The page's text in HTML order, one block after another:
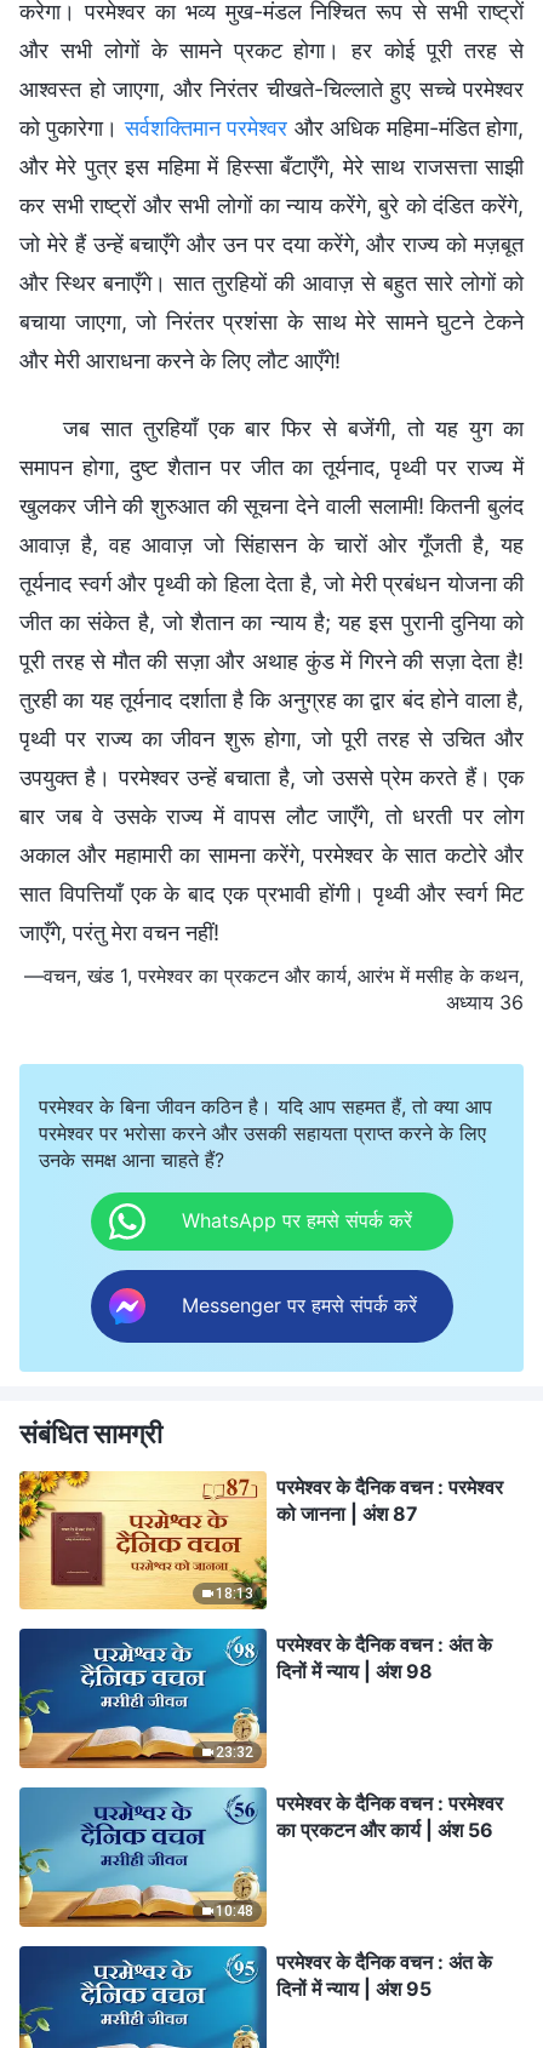
करेगा। परमेश्वर का भव्य मुख-मंडल निश्चित रूप से सभी राष्ट्रों
और सभी लोगों के सामने प्रकट होगा। हर कोई पूरी तरह से
आश्वस्त हो जाएगा, और निरंतर चीखते-चिल्लाते हुए सच्चे परमेश्वर
को पुकारेगा।सर्वशक्तिमान परमेश्वर और अधिक महिमा-मंडित होगा,
और मेरे पुत्र इस महिमा में हिस्सा बँटाएँगे, मेरे साथ राजसत्ता साझी
कर सभी राष्ट्रों और सभी लोगों का न्याय करेंगे, बुरे को दंडित करेंगे,
जो मेरे हैं उन्हें बचाएँगे और उन पर दया करेंगे, और राज्य को मज़बूत
और स्थिर बनाएँगे। सात तुरहियों की आवाज़ से बहुत सारे लोगों को
बचाया जाएगा, जो निरंतर प्रशंसा के साथ मेरे सामने घुटने टेकने
और मेरी आराधना करने के लिए लौट आएँगे!
जब सात तुरहियाँ एक बार फिर से बजेंगी, तो यह युग का
समापन होगा, दुष्ट शैतान पर जीत का तूर्यनाद, पृथ्वी पर राज्य में
खुलकर जीने की शुरुआत की सूचना देने वाली सलामी! कितनी बुलंद
आवाज़ है, वह आवाज़ जो सिंहासन के चारों ओर गूँजती है, यह
तूर्यनाद स्वर्ग और पृथ्वी को हिला देता है, जो मेरी प्रबंधन योजना की
जीत का संकेत है, जो शैतान का न्याय है; यह इस पुरानी दुनिया को
पूरी तरह से मौत की सज़ा और अथाह कुंड में गिरने की सज़ा देता है!
तुरही का यह तूर्यनाद दर्शाता है कि अनुग्रह का द्वार बंद होने वाला है,
पृथ्वी पर राज्य का जीवन शुरू होगा, जो पूरी तरह से उचित और
उपयुक्त है। परमेश्वर उन्हें बचाता है, जो उससे प्रेम करते हैं। एक
बार जब वे उसके राज्य में वापस लौट जाएँगे, तो धरती पर लोग
अकाल और महामारी का सामना करेंगे, परमेश्वर के सात कटोरे और
सात विपत्तियाँ एक के बाद एक प्रभावी होंगी। पृथ्वी और स्वर्ग मिट
जाएँगे, परंतु मेरा वचन नहीं!
—वचन, खंड 1, परमेश्वर का प्रकटन और कार्य, आरंभ में मसीह के कथन,
अध्याय 36
परमेश्वर के बिना जीवन कठिन है। यदि आप सहमत हैं, तो क्या आप
परमेश्वर पर भरोसा करने और उसकी सहायता प्राप्त करने के लिए
उनके समक्ष आना चाहते हैं?
WhatsApp पर हमसे संपर्क करें
Messenger पर हमसे संपर्क करें
संबंधित सामग्री
18:13
परमेश्वर के दैनिक वचन : परमेश्वर
को जानना | अंश 87
23:32
परमेश्वर के दैनिक वचन : अंत के
दिनों में न्याय | अंश 98
10:48
परमेश्वर के दैनिक वचन : परमेश्वर
का प्रकटन और कार्य | अंश 56
परमेश्वर के दैनिक वचन : अंत के
दिनों में न्याय | अंश 95